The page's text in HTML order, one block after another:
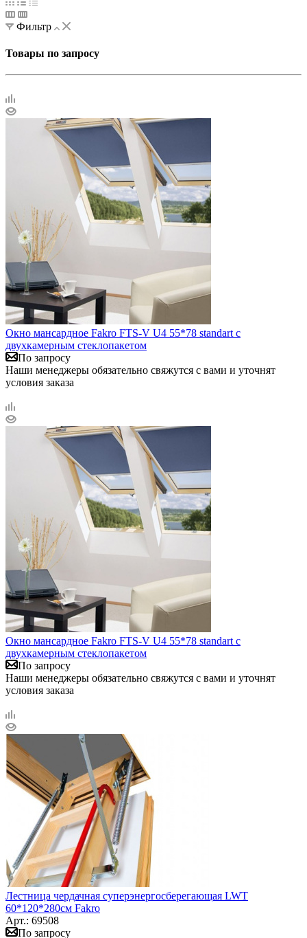
Фильтр
Товары по запросу
Окно мансардное Fakro FTS-V U4 55*78 standart c
двухкамерным стеклопакетом
По запросу
Наши менеджеры обязательно свяжутся с вами и уточнят
условия заказа
Окно мансардное Fakro FTS-V U4 55*78 standart c
двухкамерным стеклопакетом
По запросу
Наши менеджеры обязательно свяжутся с вами и уточнят
условия заказа
Лестница чердачная суперэнергосберегающая LWT
60*120*280см Fakro
Арт.: 69508
По запросу